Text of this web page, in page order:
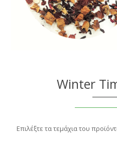
Winter
Επιλέξτε τα τεμάχια του